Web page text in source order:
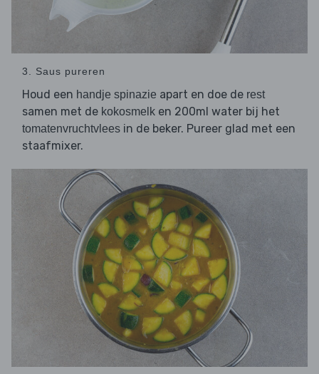
3. Saus pureren
Houd een handje spinazie apart en doe de rest
samen met de kokosmelk en 200ml water bij het
tomatenvruchtvlees in de beker. Pureer glad met een
staafmixer.